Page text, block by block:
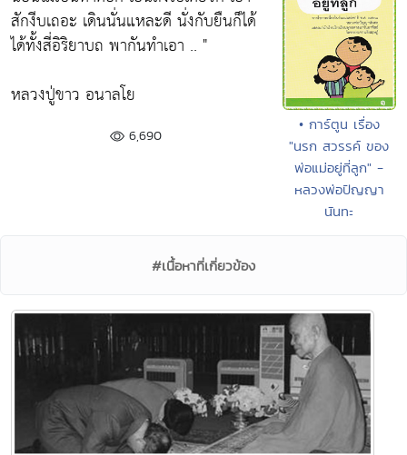
สักงีบเถอะ เดินนั่นแหละดี นั่งกับยืนก็ได้
ได้ทั้งสี่อิริยาบถ พากันทำเอา .. "
หลวงปู่ขาว อนาลโย
6,690
• การ์ตูน เรื่อง
"นรก สวรรค์ ของ
พ่อแม่อยู่ที่ลูก" -
หลวงพ่อปัญญา
นันทะ
#เนื้อหาที่เกี่ยวข้อง